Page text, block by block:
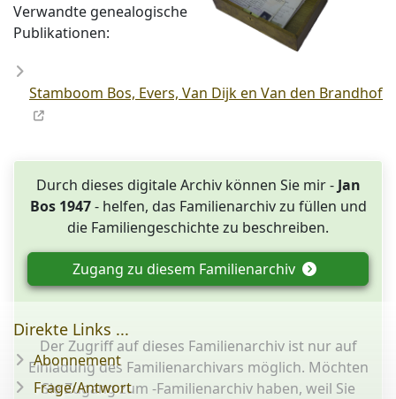
Verwandte genealogische
Publikationen:
Stamboom Bos, Evers, Van Dijk en Van den Brandhof
Durch dieses digitale Archiv können Sie mir - Jan
Bos 1947- helfen, das Familienarchiv zu füllen und
die Familiengeschichte zu beschreiben.
Zugang zu diesem Familienarchiv
Der Zugriff auf dieses Familienarchiv ist nur auf
Einladung des Familienarchivars möglich. Möchten
Sie Zugang zum -Familienarchiv haben, weil Sie
Direkte Links ...
Abonnement
Frage/Antwort